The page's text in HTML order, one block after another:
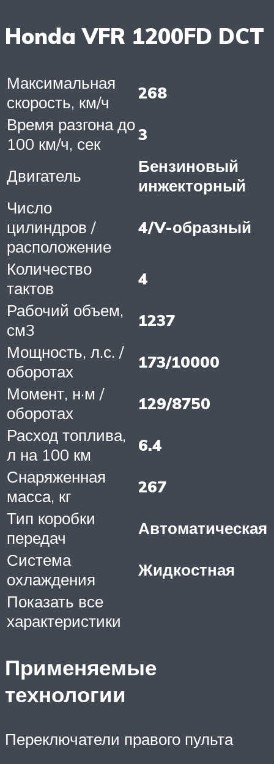
Honda VFR 1200FD DCT
Максимальная
скорость, км/ч
268
Время разгона до
100 км/ч, сек
3
Двигатель
Бензиновый
инжекторный
Число
цилиндров /
расположение
4/V-образный
Количество
тактов
4
Рабочий объем,
см3
1237
Мощность, л.с. /
оборотах
173/10000
Момент, н·м /
оборотах
129/8750
Расход топлива,
л на 100 км
6.4
Снаряженная
масса, кг
267
Тип коробки
передач
Автоматическая
Система
охлаждения
Жидкостная
Показать все
характеристики
Применяемые
технологии
Переключатели правого пульта